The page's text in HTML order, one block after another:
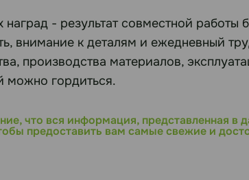
наград - результат совместной
внимание к деталям и ежедневный
производства материалов,
можно гордиться.
что вся информация, представленная
предоставить вам самые свежие и